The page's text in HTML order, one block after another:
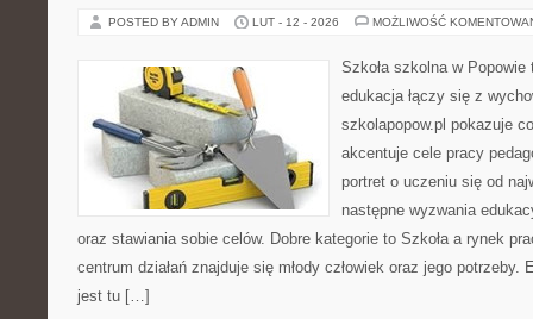
POSTED BY ADMIN LUT - 12 - 2026 MOŻLIWOŚĆ
Szkoła szkolna w
edukacja łączy się z
szkolapopow.pl pokazuje
akcentuje cele pracy
portret o uczeniu się od
następne wyzwania
oraz stawiania sobie celów. Dobre kategorie to Szkoła a rynek
centrum działań znajduje się młody człowiek oraz jego potrzeby.
jest tu […]